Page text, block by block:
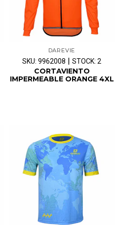
DAREVIE
SKU: 9962008 | STOCK: 2
CORTAVIENTO
IMPERMEABLE ORANGE 4XL